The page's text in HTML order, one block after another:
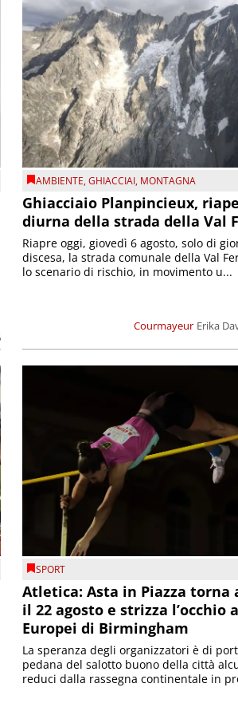
AMBIENTE,GHIACCIAI, MONTAGNA
Ghiacciaio Planpincieux,
diurna della strada della Val
Courmayeur Erika
Riapre oggi, giovedì 6 agosto, solo di
discesa, la strada comunale della Val
lo scenario di rischio, in movimento u...
SPORT
Atletica: Asta in Piazza torna
il 22 agosto e strizza l’occhio
Europei di Birmingham
La speranza degli organizzatori è di
pedana del salotto buono della città
reduci dalla rassegna continentale in